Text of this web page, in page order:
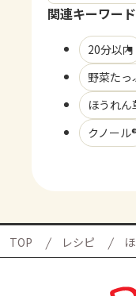
関連キーワード
20分以内
野菜たっ
ほうれん
クノール®
TOP レシピ